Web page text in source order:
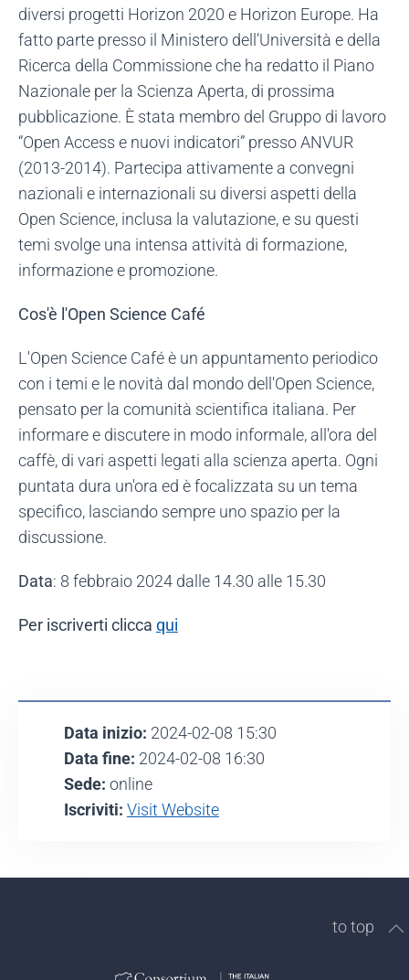
diversi progetti Horizon 2020 e Horizon Europe. Ha
fatto parte presso il Ministero dell’Università e della
Ricerca della Commissione che ha redatto il Piano
Nazionale per la Scienza Aperta, di prossima
pubblicazione. È stata membro del Gruppo di lavoro
“Open Access e nuovi indicatori” presso ANVUR
(2013-2014). Partecipa attivamente a convegni
nazionali e internazionali su diversi aspetti della
Open Science, inclusa la valutazione, e su questi
temi svolge una intensa attività di formazione,
informazione e promozione.
Cos'è l'Open Science Café
L'Open Science Café è un appuntamento periodico
con i temi e le novità dal mondo dell'Open Science,
pensato per la comunità scientifica italiana. Per
informare e discutere in modo informale, all'ora del
caffè, di vari aspetti legati alla scienza aperta. Ogni
puntata dura un'ora ed è focalizzata su un tema
specifico, lasciando sempre uno spazio per la
discussione.
Data: 8 febbraio 2024 dalle 14.30 alle 15.30
Per iscriverti clicca qui
Data inizio: 2024-02-08 15:30
Data fine: 2024-02-08 16:30
Sede: online
Iscriviti: Visit Website
to top